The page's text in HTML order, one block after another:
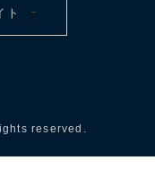
ト
reserved.